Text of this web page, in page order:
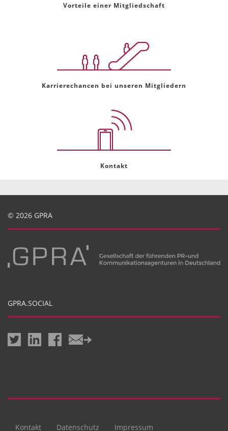
Vorteile einer Mitgliedschaft
Karrierechancen bei unseren Mitgliedern
Kontakt
© 2026 GPRA
GPRA.SOCIAL
Kontakt Datenschutz Impressum